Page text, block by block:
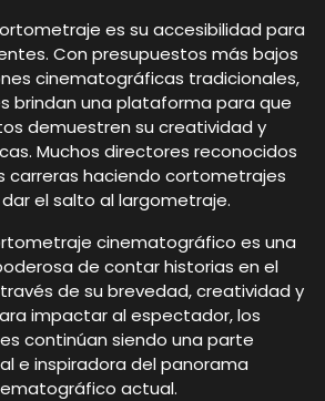
es su accesibilidad para
Con presupuestos más bajos
cinematográficas tradicionales,
brindan una plataforma para que
demuestren su creatividad y
Muchos directores reconocidos
carreras haciendo cortometrajes
el salto al largometraje.
cinematográfico es una
de contar historias en el
de su brevedad, creatividad y
impactar al espectador, los
continúan siendo una parte
e inspiradora del panorama
actual.